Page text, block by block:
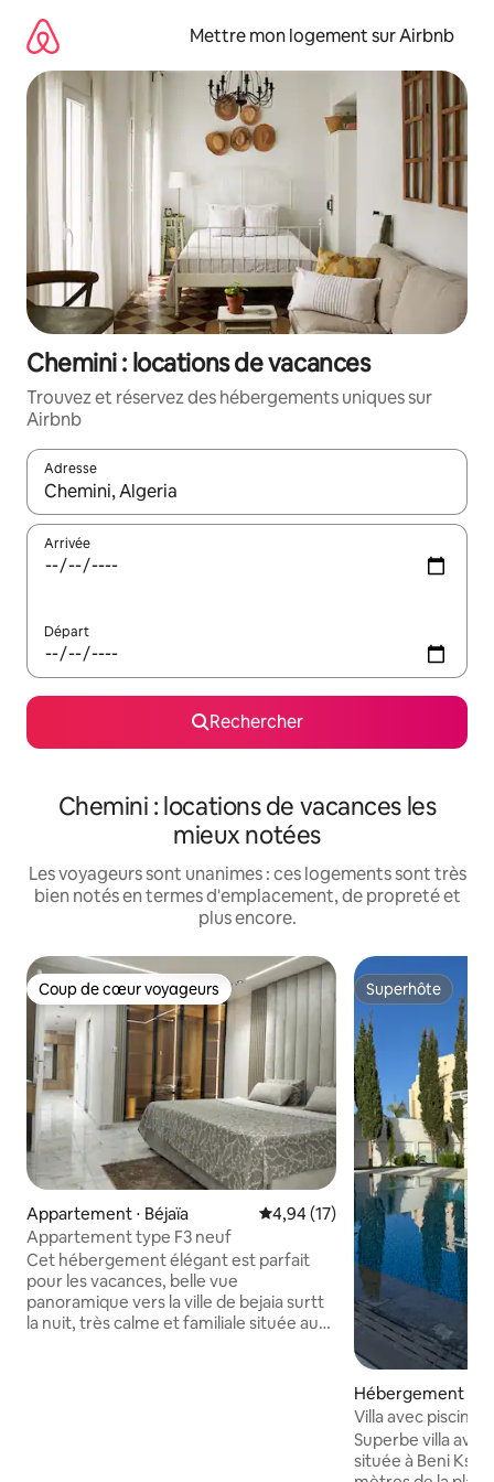
directement
contenu
Mettre mon logement sur Airbnb
Chemini : locations de vacances
Trouvez et réservez des hébergements uniques sur
Airbnb
Adresse
Lorsque les résultats s'affichent, utilisez les flèches vers le
Arrivée
Départ
Rechercher
Chemini : locations de vacances les
mieux notées
Les voyageurs sont unanimes : ces logements sont très
bien notés en termes d'emplacement, de propreté et
plus encore.
Coup de cœur voyageurs
Coup de cœur voyageurs
Appartement ⋅ Béjaïa Évaluation moyenne sur la
4,94 (17)
Appartement type F3 neuf
Cet hébergement élégant est parfait
pour les vacances, belle vue
panoramique vers la ville de bejaia surtt
la nuit, très calme et familiale située au
Superhôte
Superhôte
Hébergement ⋅
Villa avec piscine
Superbe villa
située à Beni